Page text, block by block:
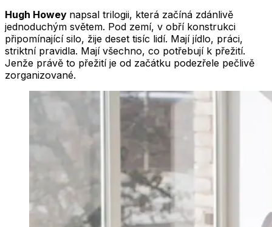
Hugh Howey napsal trilogii, která začíná zdánlivě
jednoduchým světem. Pod zemí, v obří konstrukci
připomínající silo, žije deset tisíc lidí. Mají jídlo, práci,
striktní pravidla. Mají všechno, co potřebují k přežití.
Jenže právě to přežití je od začátku podezřele pečlivě
zorganizované.